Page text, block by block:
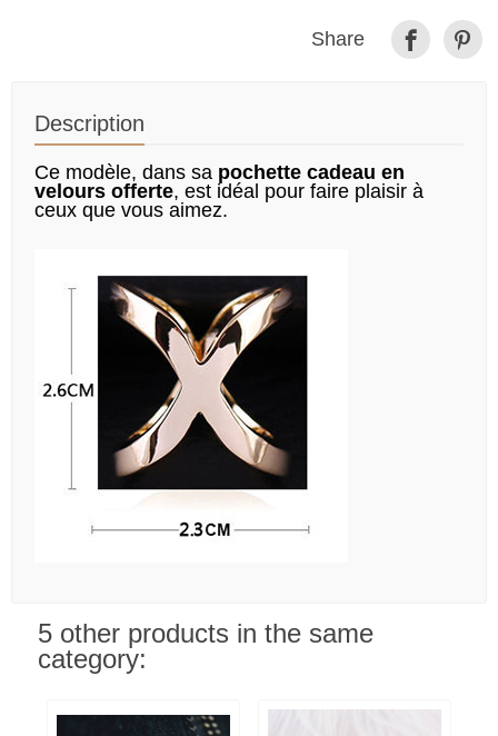
Share
Description
Ce modèle, dans sa pochette cadeau en
velours offerte, est idéal pour faire plaisir à
ceux que vous aimez.
5 other products in the same
category: